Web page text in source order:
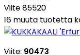
Viite85520
16 muuta tuotetta
Viite: 90473